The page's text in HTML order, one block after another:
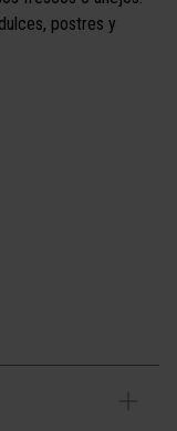
postres y